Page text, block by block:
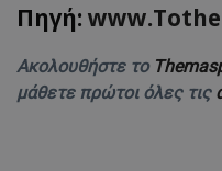
Πηγή:
Ακολουθήστε το
μάθετε πρώτοι όλες τις